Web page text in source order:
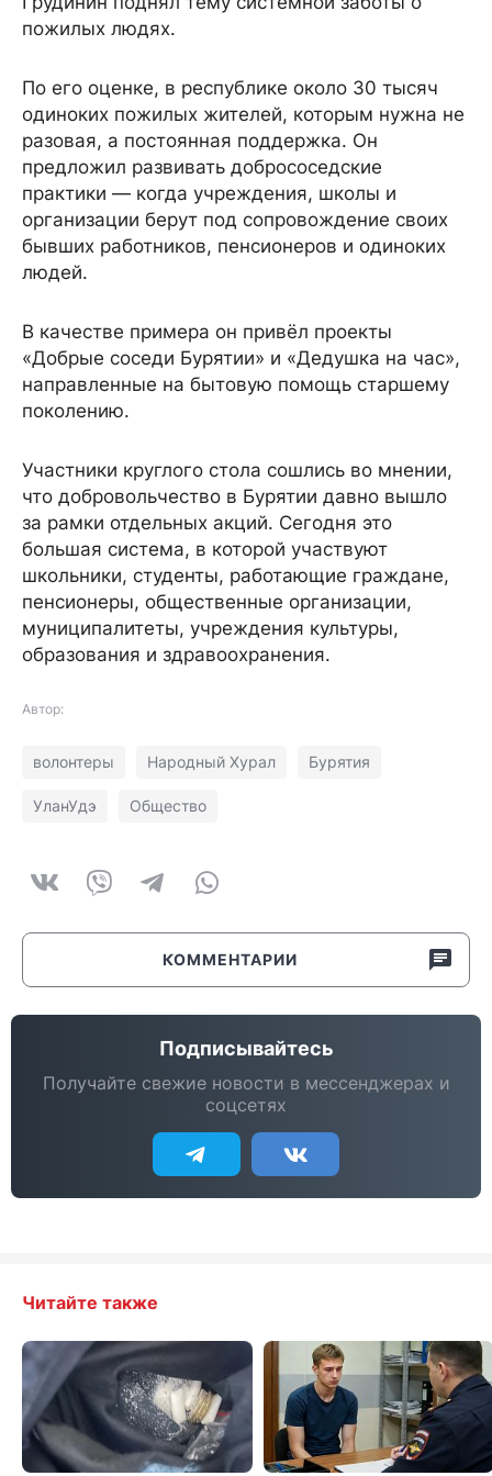
пожилых людях.
По его оценке, в республике около 30 тысяч
одиноких пожилых жителей, которым нужна не
разовая, а постоянная поддержка. Он
предложил развивать добрососедские
практики — когда учреждения, школы и
организации берут под сопровождение своих
бывших работников, пенсионеров и одиноких
людей.
В качестве примера он привёл проекты
«Добрые соседи Бурятии» и «Дедушка на час»,
направленные на бытовую помощь старшему
поколению.
Участники круглого стола сошлись во мнении,
что добровольчество в Бурятии давно вышло
за рамки отдельных акций. Сегодня это
большая система, в которой участвуют
школьники, студенты, работающие граждане,
пенсионеры, общественные организации,
муниципалитеты, учреждения культуры,
образования и здравоохранения.
Автор:
волонтеры Народный Хурал Бурятия
УланУдэ Общество
КОММЕНТАРИИ
Подписывайтесь
Получайте свежие новости в мессенджерах и
соцсетях
Читайте также